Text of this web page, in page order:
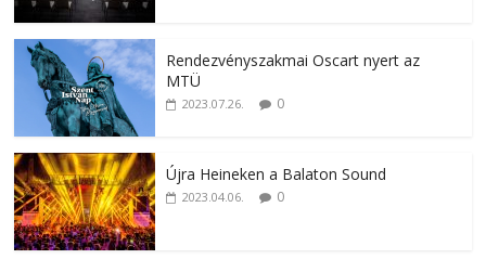
Rendezvényszakmai Oscart nyert az
MTÜ
2023.07.26. 0
Újra Heineken a Balaton Sound
2023.04.06. 0